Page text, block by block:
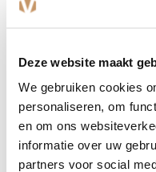
Deze website maakt
We gebruiken cookies
personaliseren, om
en om ons
informatie over uw
partners voor social
Plaats (Vereist)